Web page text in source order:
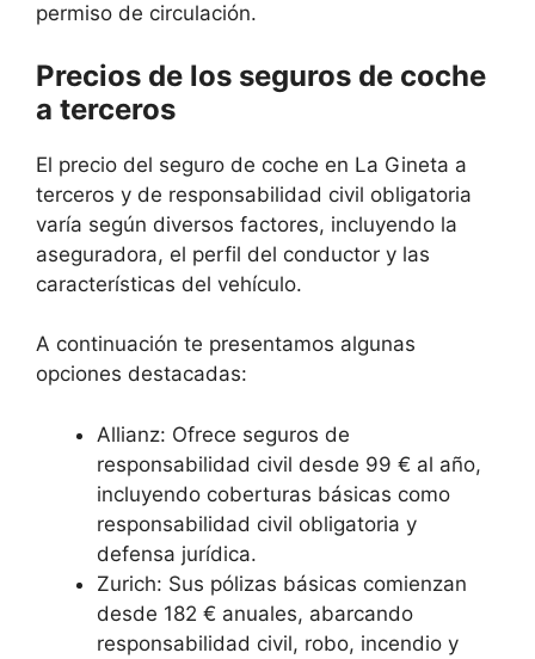
permiso de circulación.
Precios de los seguros de coche
a terceros
El precio del seguro de coche en La Gineta a
terceros y de responsabilidad civil obligatoria
varía según diversos factores, incluyendo la
aseguradora, el perfil del conductor y las
características del vehículo.
A continuación te presentamos algunas
opciones destacadas:
Allianz: Ofrece seguros de
responsabilidad civil desde 99 € al año,
incluyendo coberturas básicas como
responsabilidad civil obligatoria y
defensa jurídica.
Zurich: Sus pólizas básicas comienzan
desde 182 € anuales, abarcando
responsabilidad civil, robo, incendio y